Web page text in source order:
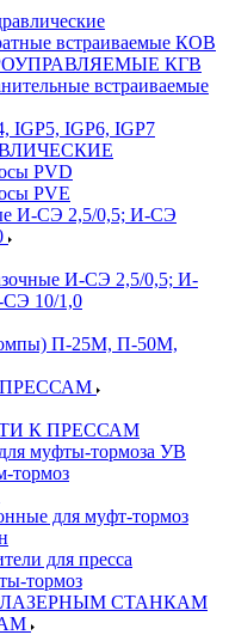
встраиваемые КОВ
КГВ
встраиваемые
IGP5, IGP6, IGP7
PVD
PVE
И-СЭ 2,5/0,5; И-СЭ
И-СЭ 2,5/0,5; И-
10/1,0
П-25М, П-50М,
К ПРЕССАМ
муфты-тормоза УВ
тормоз
для муфт-тормоз
для пресса
тормоз
СТАНКАМ